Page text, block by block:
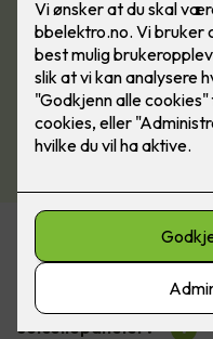
Beregn pris på
Hvor mange m2 av
solcellepaneler?
?